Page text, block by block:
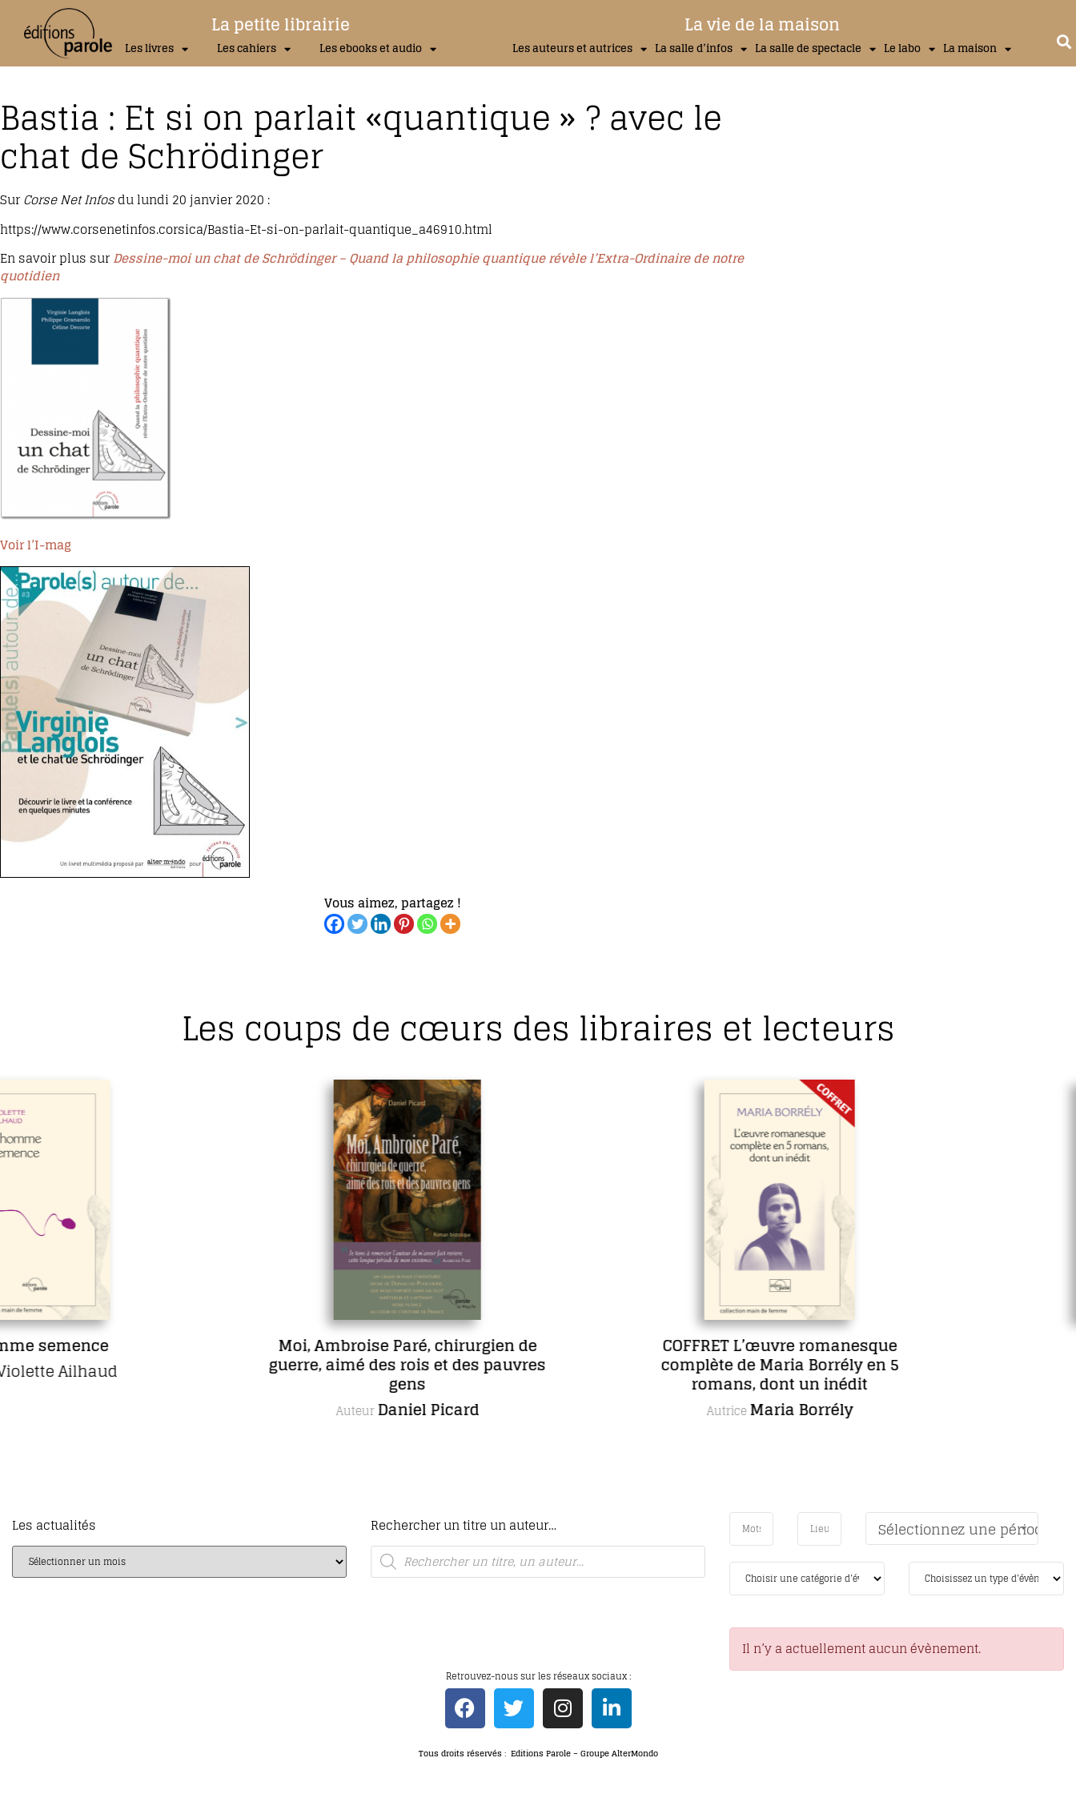
La petite librairie
Les livres Les cahiers Les ebooks et audio
La vie de la maison
Les auteurs et autrices La salle d’infos La salle de spectacle Le labo La maison
Bastia : Et si on parlait «quantique » ? avec le
chat de Schrödinger
SurCorse Net Infosdu lundi 20 janvier 2020 :
https://www.corsenetinfos.corsica/Bastia-Et-si-on-parlait-quantique_a46910.html
En savoir plus surDessine-moi un chat de Schrödinger – Quand la philosophie quantique révèle l’Extra-Ordinaire de notre
quotidien
Voir l’I-mag
Vous aimez, partagez !
Les coups de cœurs des libraires et lecteurs
Moi, Ambroise Paré, chirurgien de
guerre, aimé des rois et des pauvres
COFFRET L’œuvre romanesque
complète de Maria Borrély en 5
romans, dont un inédit
Les actualités Rechercher un titre un auteur… Sélectionnez une période
Il n’y a actuellement aucun évènement.
Retrouvez-nous sur les réseaux sociaux :
Tous droits réservés : Editions Parole – Groupe AlterMondo